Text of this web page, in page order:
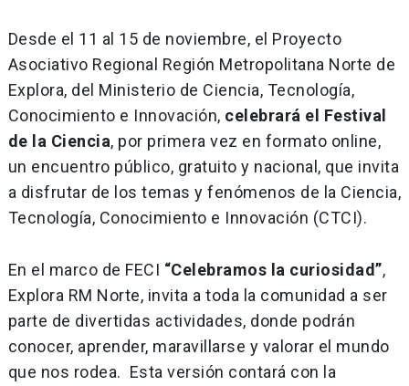
Desde el 11 al 15 de noviembre, el Proyecto
Asociativo Regional Región Metropolitana Norte de
Explora, del Ministerio de Ciencia, Tecnología,
Conocimiento e Innovación, celebrará el Festival
de la Ciencia, por primera vez en formato online,
un encuentro público, gratuito y nacional, que invita
a disfrutar de los temas y fenómenos de la Ciencia,
Tecnología, Conocimiento e Innovación (CTCI).
En el marco de FECI “Celebramos la curiosidad”,
Explora RM Norte, invita a toda la comunidad a ser
parte de divertidas actividades, donde podrán
conocer, aprender, maravillarse y valorar el mundo
que nos rodea. Esta versión contará con la